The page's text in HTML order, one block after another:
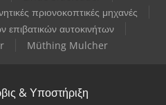
πριονοκοπτικές μηχανές
επιβατικών αυτοκινήτων
Müthing Mulcher
& Υποστήριξη